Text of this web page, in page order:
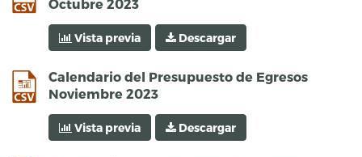
Octubre 2023
Vista previa Descargar
Calendario del Presupuesto de Egresos
Noviembre 2023
csv
Vista previa Descargar